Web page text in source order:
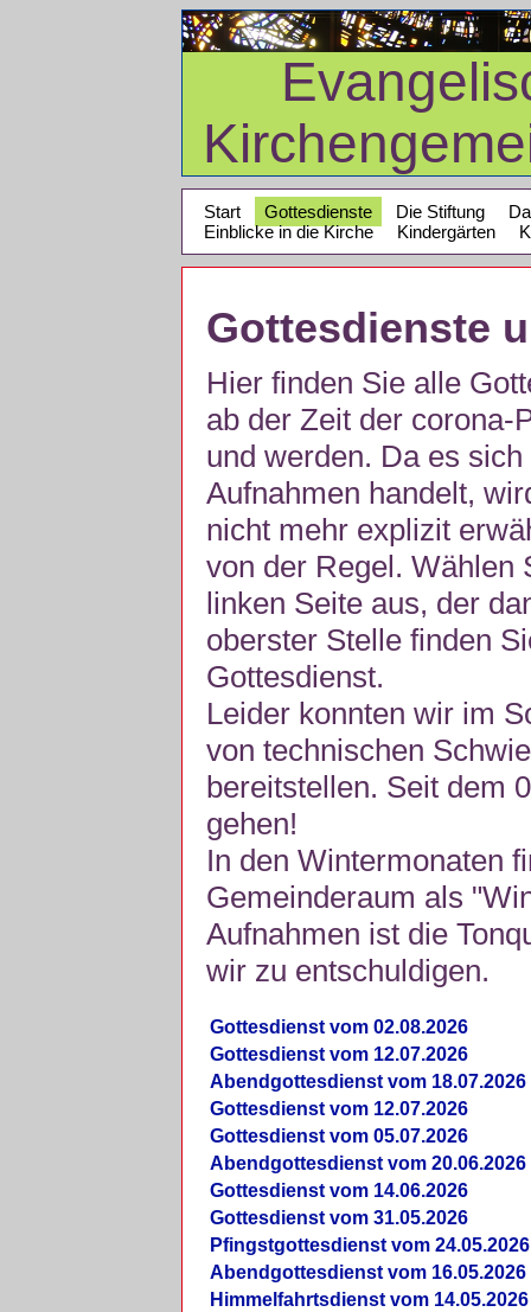
Start Gottesdienste Die Stiftung
Einblicke in die Kirche
Kindergärten
Gottesdienste
Hier finden Sie alle
ab der Zeit der corona-
und werden. Da es
Aufnahmen handelt,
nicht mehr explizit
von der Regel. Wählen
linken Seite aus, der
oberster Stelle finden
Gottesdienst.
Leider konnten wir im
von technischen
bereitstellen. Seit dem
gehen!
In den Wintermonaten
Gemeinderaum als
Aufnahmen ist die
wir zu entschuldigen.
Gottesdienst vom 02.08.2026
Gottesdienst vom 12.07.2026
Abendgottesdienst vom 18.07.2026
Gottesdienst vom 12.07.2026
Gottesdienst vom 05.07.2026
Abendgottesdienst vom 20.06.2026
Gottesdienst vom 14.06.2026
Gottesdienst vom 31.05.2026
Pfingstgottesdienst vom 24.05.2026
Abendgottesdienst vom 16.05.2026
Himmelfahrtsdienst vom 14.05.2026